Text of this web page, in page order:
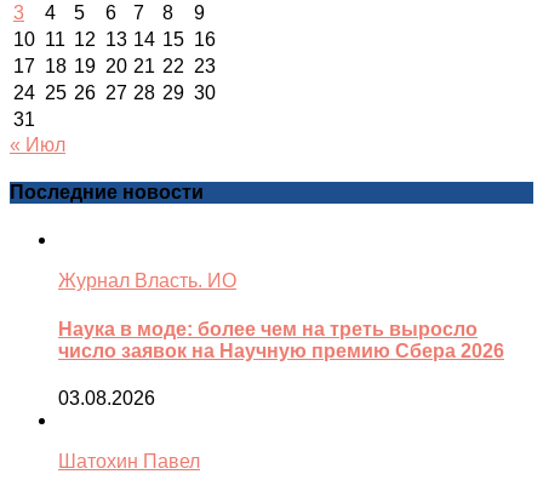
3
4 5 6 7 8
9
10 11 12 13 14 15 16
17 18 19 20 21 22 23
24 25 26 27 28 29 30
31
« Июл
Последние новости
Журнал Власть. ИО
Наука в моде: более чем на треть выросло
число заявок на Научную премию Сбера 2026
03.08.2026
Шатохин Павел